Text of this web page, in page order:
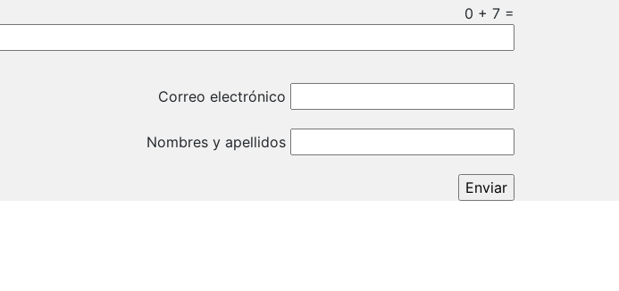
0 + 7 =
Correo electrónico
Nombres y apellidos